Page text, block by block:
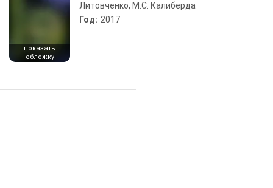
показать
обложку
Литовченко, М.С. Калиберда
Год: 2017